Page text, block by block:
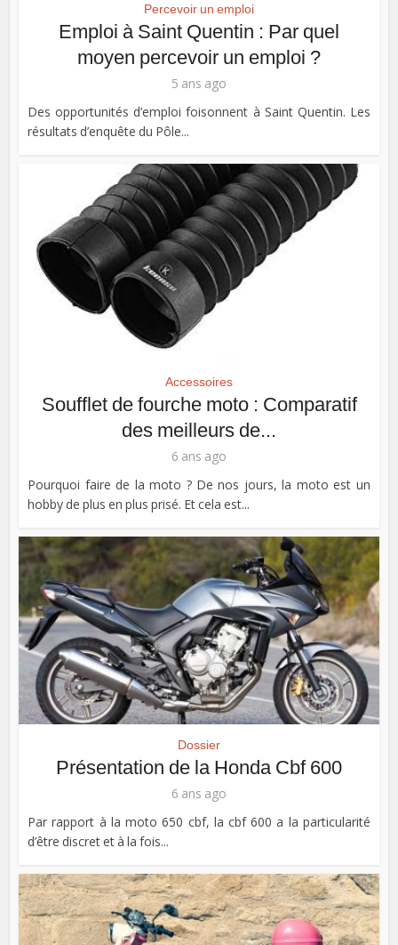
Percevoir un emploi
Emploi à Saint Quentin : Par quel
moyen percevoir un emploi ?
5 ans ago
Des opportunités d’emploi foisonnent à Saint Quentin. Les
résultats d’enquête du Pôle...
Accessoires
Soufflet de fourche moto : Comparatif
des meilleurs de...
6 ans ago
Pourquoi faire de la moto ? De nos jours, la moto est un
hobby de plus en plus prisé. Et cela est...
Dossier
Présentation de la Honda Cbf 600
6 ans ago
Par rapport à la moto 650 cbf, la cbf 600 a la particularité
d’être discret et à la fois...